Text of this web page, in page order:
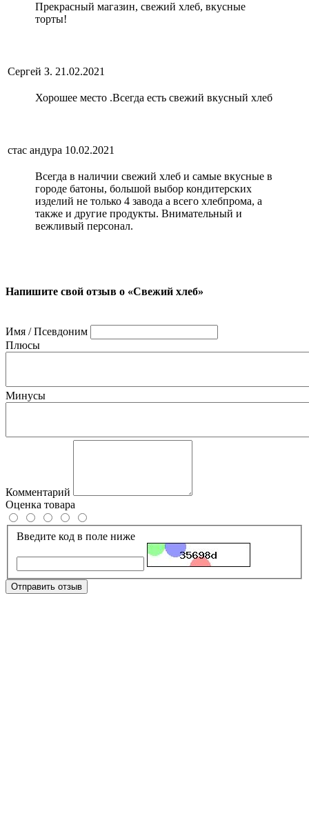
Прекрасный магазин, свежий хлеб, вкусные
торты!
Сергей З. 21.02.2021
Хорошее место .Всегда есть свежий вкусный хлеб
стас андура 10.02.2021
Всегда в наличии свежий хлеб и самые вкусные в
городе батоны, большой выбор кондитерских
изделий не только 4 завода а всего хлебпрома, а
также и другие продукты. Внимательный и
вежливый персонал.
Напишите свой отзыв о «Свежий хлеб»
Имя / Псевдоним
Плюсы
Минусы
Комментарий
Оценка товара
Введите код в поле ниже
Отправить отзыв